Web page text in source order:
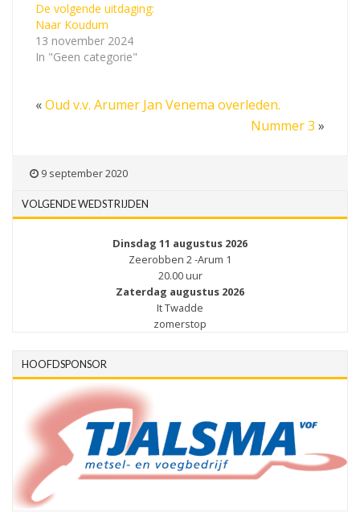
De volgende uitdaging:
Naar Koudum
13 november 2024
In "Geen categorie"
«Oud v.v. Arumer Jan Venema overleden.
Nummer 3 »
9 september 2020
VOLGENDE WEDSTRIJDEN
Dinsdag 11 augustus 2026
Zeerobben 2 -Arum 1
20.00 uur
Zaterdag augustus 2026
It Twadde
zomerstop
HOOFDSPONSOR